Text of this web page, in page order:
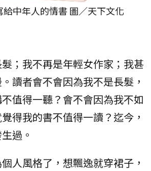
中年人的情書 圖／天下文化
；我不再是年輕女作家；我甚
讀者會不會因為我不是長髮，
值得一聽？會不會因為我不如
得我的書不值得一讀？迄今，
過。
人風格了，想飄逸就穿裙子，